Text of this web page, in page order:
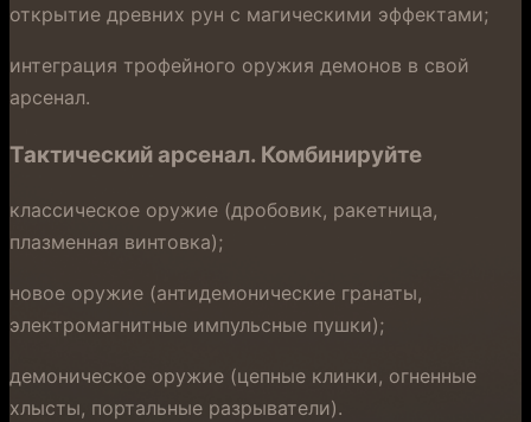
открытие древних рун с магическими эффектами;
интеграция трофейного оружия демонов в свой
арсенал.
Тактический арсенал. Комбинируйте
классическое оружие (дробовик, ракетница,
плазменная винтовка);
новое оружие (антидемонические гранаты,
электромагнитные импульсные пушки);
демоническое оружие (цепные клинки, огненные
хлысты, портальные разрыватели).